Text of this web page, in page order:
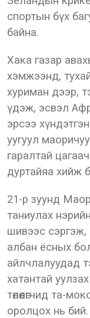
спортын бүх
байна.
Хака газар
хэмжээнд,
хуриман дээр,
үдэж, эсвэл
эрсээ
уугуул
гаралтай
дуртайяа хийж
21-р зуунд
таниулах
шивээс сэргэж,
албан ёсных
айлчлалуудад
хатантай
төлөөлөгчид та-
оролцох нь бий.